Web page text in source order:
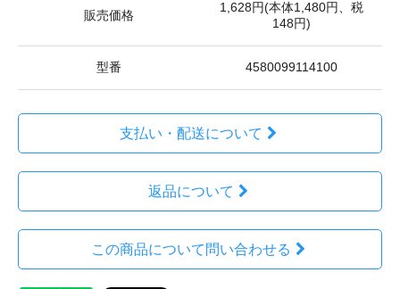
販売価格
1,628円(本体1,480円、税
148円)
型番 4580099114100
支払い・配送について
返品について
この商品について問い合わせる